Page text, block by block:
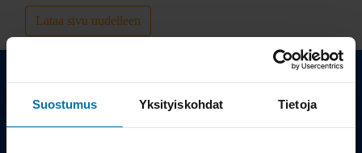
Suostumus Yksityiskohdat Tietoja
Lataa sivu uudelleen
Kauppa